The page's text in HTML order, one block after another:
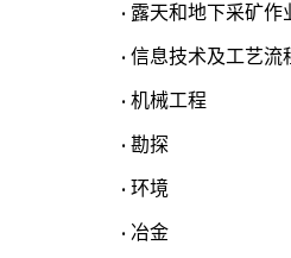
• 露天和地下采矿作
• 信息技术及工艺流
• 机械工程
• 勘探
• 环境
• 冶金